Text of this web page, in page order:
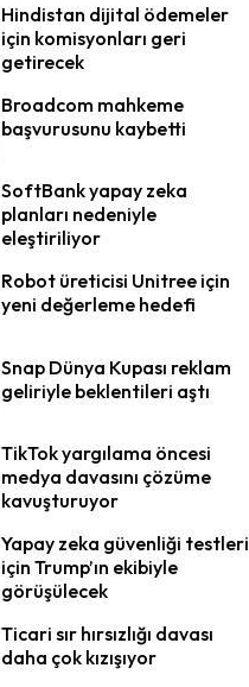
Hindistan dijital ödemeler
için komisyonları geri
getirecek
Broadcom mahkeme
başvurusunu kaybetti
SoftBank yapay zeka
planları nedeniyle
eleştiriliyor
Robot üreticisi Unitree için
yeni değerleme hedefi
Snap Dünya Kupası reklam
geliriyle beklentileri aştı
TikTok yargılama öncesi
medya davasını çözüme
kavuşturuyor
Yapay zeka güvenliği testleri
için Trump’ın ekibiyle
görüşülecek
Ticari sır hırsızlığı davası
daha çok kızışıyor